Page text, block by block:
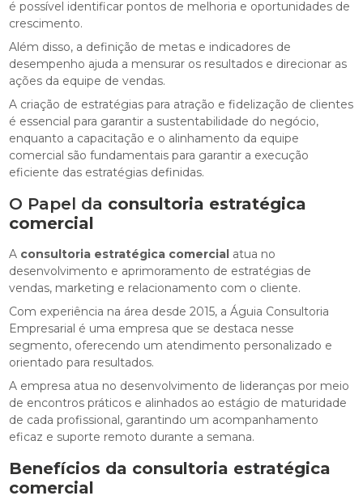
é possível identificar pontos de melhoria e oportunidades de
crescimento.
Além disso, a definição de metas e indicadores de
desempenho ajuda a mensurar os resultados e direcionar as
ações da equipe de vendas.
A criação de estratégias para atração e fidelização de clientes
é essencial para garantir a sustentabilidade do negócio,
enquanto a capacitação e o alinhamento da equipe
comercial são fundamentais para garantir a execução
eficiente das estratégias definidas.
O Papel da consultoria estratégica
comercial
A consultoria estratégica comercial atua no
desenvolvimento e aprimoramento de estratégias de
vendas, marketing e relacionamento com o cliente.
Com experiência na área desde 2015, a Águia Consultoria
Empresarial é uma empresa que se destaca nesse
segmento, oferecendo um atendimento personalizado e
orientado para resultados.
A empresa atua no desenvolvimento de lideranças por meio
de encontros práticos e alinhados ao estágio de maturidade
de cada profissional, garantindo um acompanhamento
eficaz e suporte remoto durante a semana.
Benefícios da consultoria estratégica
comercial